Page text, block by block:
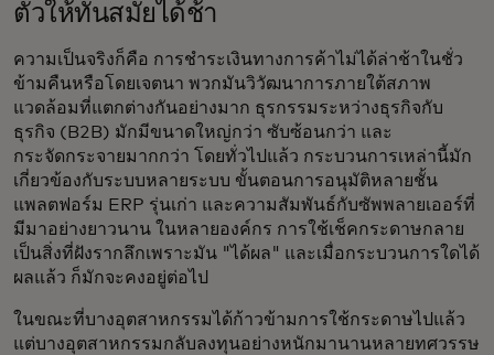
ตัวให้ทันสมัยได้ช้า
ความเป็นจริงก็คือ การชำระเงินทางการค้าไม่ได้ล่าช้าในชั่ว
ข้ามคืนหรือโดยเจตนา พวกมันวิวัฒนาการภายใต้สภาพ
แวดล้อมที่แตกต่างกันอย่างมาก ธุรกรรมระหว่างธุรกิจกับ
ธุรกิจ (B2B) มักมีขนาดใหญ่กว่า ซับซ้อนกว่า และ
กระจัดกระจายมากกว่า โดยทั่วไปแล้ว กระบวนการเหล่านี้มัก
เกี่ยวข้องกับระบบหลายระบบ ขั้นตอนการอนุมัติหลายชั้น
แพลตฟอร์ม ERP รุ่นเก่า และความสัมพันธ์กับซัพพลายเออร์ที่
มีมาอย่างยาวนาน ในหลายองค์กร การใช้เช็คกระดาษกลาย
เป็นสิ่งที่ฝังรากลึกเพราะมัน "ได้ผล" และเมื่อกระบวนการใดได้
ผลแล้ว ก็มักจะคงอยู่ต่อไป
ในขณะที่บางอุตสาหกรรมได้ก้าวข้ามการใช้กระดาษไปแล้ว
แต่บางอุตสาหกรรมกลับลงทุนอย่างหนักมานานหลายทศวรรษ